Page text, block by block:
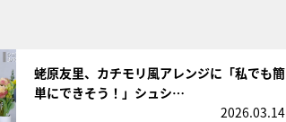
蛯原友里、カチモリ風アレンジに「私でも簡
単にできそう！」シュシ…
2026.03.14